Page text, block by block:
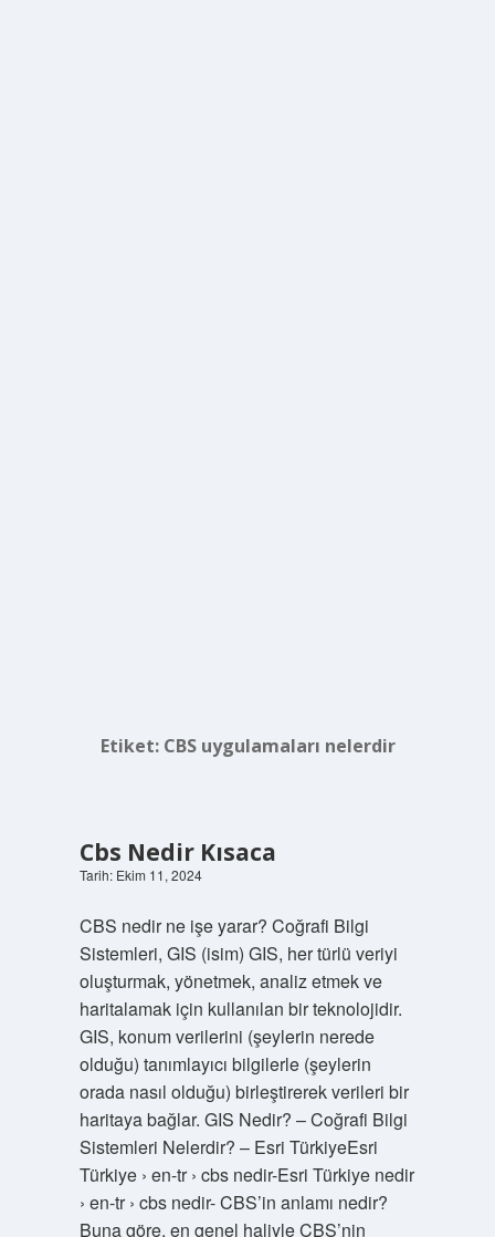
Etiket: CBS uygulamaları nelerdir
Cbs Nedir Kısaca
Tarih: Ekim 11, 2024
CBS nedir ne işe yarar? Coğrafi Bilgi
Sistemleri, GIS (isim) GIS, her türlü veriyi
oluşturmak, yönetmek, analiz etmek ve
haritalamak için kullanılan bir teknolojidir.
GIS, konum verilerini (şeylerin nerede
olduğu) tanımlayıcı bilgilerle (şeylerin
orada nasıl olduğu) birleştirerek verileri bir
haritaya bağlar. GIS Nedir? – Coğrafi Bilgi
Sistemleri Nelerdir? – Esri TürkiyeEsri
Türkiye › en-tr › cbs nedir-Esri Türkiye nedir
› en-tr › cbs nedir- CBS’in anlamı nedir?
Buna göre, en genel haliyle CBS’nin